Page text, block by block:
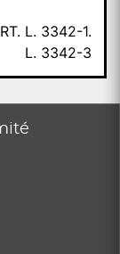
L. 3342-1.
L. 3342-3